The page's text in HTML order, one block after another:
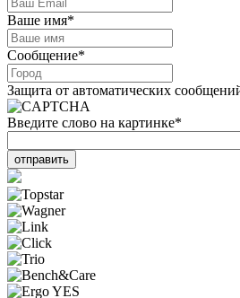
Ваше имя*
Сообщение*
Защита от автоматических
Введите слово на картинке*